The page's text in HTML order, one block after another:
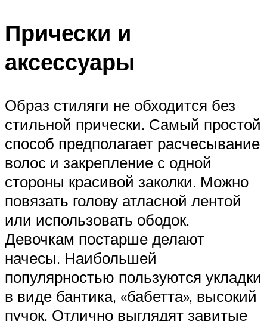
Прически и
аксессуары
Образ стиляги не обходится без
стильной прически. Самый простой
способ предполагает расчесывание
волос и закрепление с одной
стороны красивой заколки. Можно
повязать голову атласной лентой
или использовать ободок.
Девочкам постарше делают
начесы. Наибольшей
популярностью пользуются укладки
в виде бантика, «бабетта», высокий
пучок. Отлично выглядят завитые